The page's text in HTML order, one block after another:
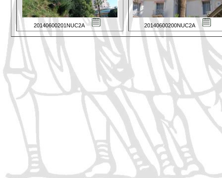
20140600201NUC2A 20140600200NUC2A